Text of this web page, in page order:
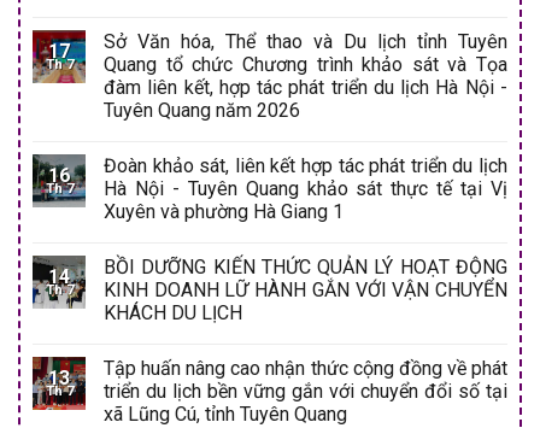
17
Th 7
Sở Văn hóa, Thể thao và Du lịch tỉnh Tuyên
Quang tổ chức Chương trình khảo sát và Tọa
đàm liên kết, hợp tác phát triển du lịch Hà Nội -
Tuyên Quang năm 2026
16
Th 7
Đoàn khảo sát, liên kết hợp tác phát triển du lịch
Hà Nội - Tuyên Quang khảo sát thực tế tại Vị
Xuyên và phường Hà Giang 1
14
Th 7
BỒI DƯỠNG KIẾN THỨC QUẢN LÝ HOẠT ĐỘNG
KINH DOANH LỮ HÀNH GẮN VỚI VẬN CHUYỂN
KHÁCH DU LỊCH
13
Th 7
Tập huấn nâng cao nhận thức cộng đồng về phát
triển du lịch bền vững gắn với chuyển đổi số tại
xã Lũng Cú, tỉnh Tuyên Quang